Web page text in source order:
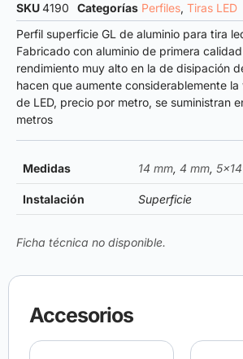
SKU4190 Categorías Perfiles, Tiras LED
Perfil superficie GL de aluminio para tira
Fabricado con aluminio de primera
rendimiento muy alto en la de disipación
hacen que aumente considerablemente
de LED, precio por metro, se suministran
metros
Medidas 14 mm, 4 mm,
Instalación Superficie
Ficha técnica no disponible.
Accesorios